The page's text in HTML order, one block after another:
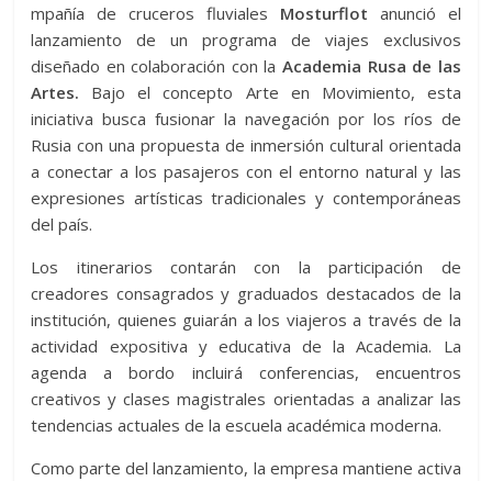
mpañía de cruceros fluviales Mosturflot anunció el
lanzamiento de un programa de viajes exclusivos
diseñado en colaboración con la Academia Rusa de las
Artes. Bajo el concepto Arte en Movimiento, esta
iniciativa busca fusionar la navegación por los ríos de
Rusia con una propuesta de inmersión cultural orientada
a conectar a los pasajeros con el entorno natural y las
expresiones artísticas tradicionales y contemporáneas
del país.
Los itinerarios contarán con la participación de
creadores consagrados y graduados destacados de la
institución, quienes guiarán a los viajeros a través de la
actividad expositiva y educativa de la Academia. La
agenda a bordo incluirá conferencias, encuentros
creativos y clases magistrales orientadas a analizar las
tendencias actuales de la escuela académica moderna.
Como parte del lanzamiento, la empresa mantiene activa